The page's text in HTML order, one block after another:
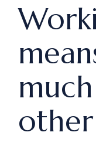
other